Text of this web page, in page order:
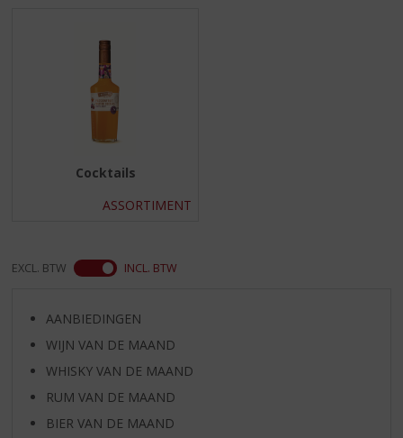
v
Cocktails
ASSORTIMENT
EXCL. BTW INCL. BTW
AANBIEDINGEN
WIJN VAN DE MAAND
WHISKY VAN DE MAAND
RUM VAN DE MAAND
BIER VAN DE MAAND